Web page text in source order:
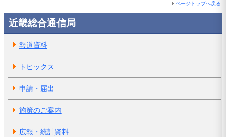
ページトップへ戻る
近畿総合通信局
報道資料
トピックス
申請・届出
施策のご案内
広報・統計資料